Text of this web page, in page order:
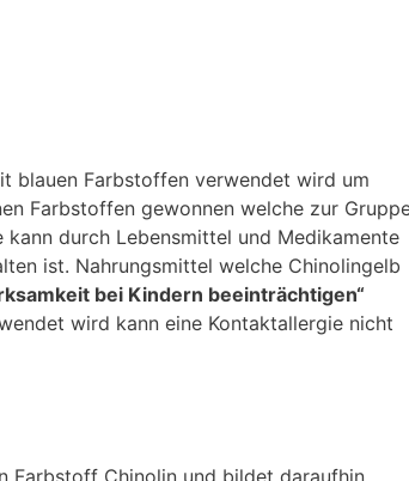
blauen Farbstoffen verwendet wird um
Farbstoffen gewonnen welche zur
durch Lebensmittel und Medikamente
ist. Nahrungsmittel welche Chinolingelb
bei Kindern beeinträchtigen“
wird kann eine Kontaktallergie nicht
Farbstoff Chinolin und bildet daraufhin